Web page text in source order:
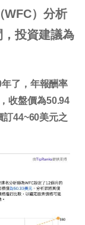
WFC）分析
投資建議為
了，年報酬率
收盤價為50.94
訂44~60美元之